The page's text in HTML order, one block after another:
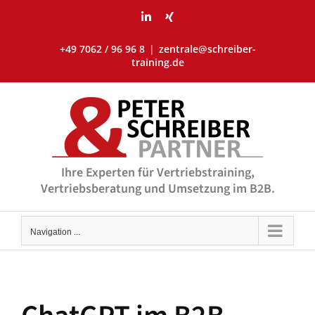
LinkedIn
Xing
+49 7062 / 96 96 8 | zentrale@schreiber-
training.de
Ihre Experten für Vertriebstraining,
Vertriebsberatung und Umsetzung im B2B.
Navigation ...